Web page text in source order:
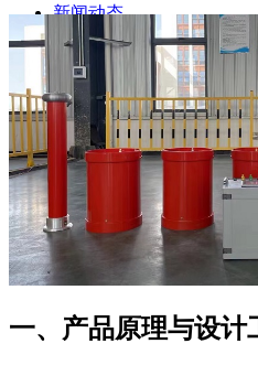
新闻动态
公司动态
行业资讯
解决方案
产品案例
指导书
培训方案
详情案例
实用工具
关于我们
联系我们
一、产品原理与设计